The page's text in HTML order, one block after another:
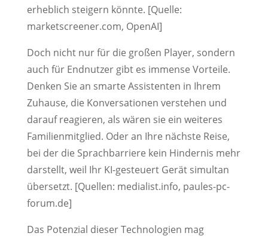
erheblich steigern könnte. [Quelle:
marketscreener.com, OpenAI]
Doch nicht nur für die großen Player, sondern
auch für Endnutzer gibt es immense Vorteile.
Denken Sie an smarte Assistenten in Ihrem
Zuhause, die Konversationen verstehen und
darauf reagieren, als wären sie ein weiteres
Familienmitglied. Oder an Ihre nächste Reise,
bei der die Sprachbarriere kein Hindernis mehr
darstellt, weil Ihr KI-gesteuert Gerät simultan
übersetzt. [Quellen: medialist.info, paules-pc-
forum.de]
Das Potenzial dieser Technologien mag